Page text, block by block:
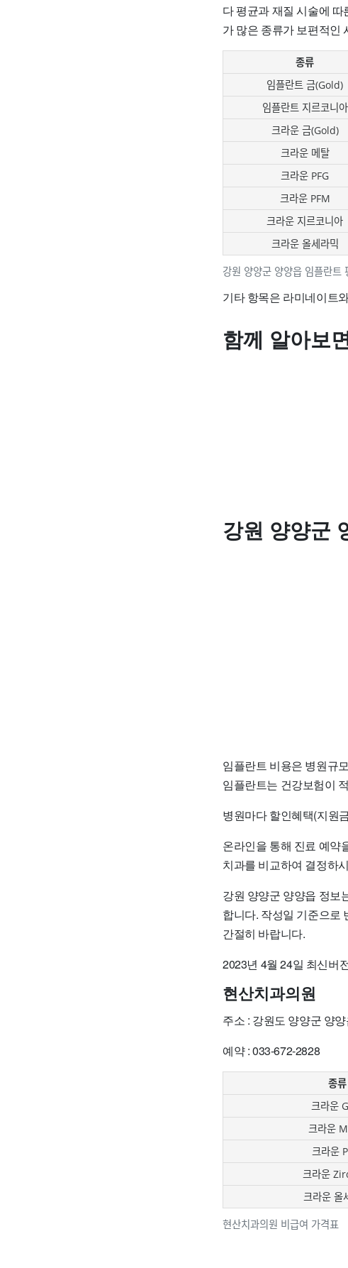
다 평균과 재질 시술에
가 많은 종류가 보편적인
강원 양양군 양양읍 임플란트
종류
임플란트 금(Gold)
임플란트 지르코니아
크라운 금(Gold)
크라운 메탈
크라운 PFG
크라운 PFM
크라운 지르코니아
크라운 올세라믹
기타 항목은 라미네이트
함께 알아보
강원 양양군
임플란트 비용은 병원규
임플란트는 건강보험이
병원마다 할인혜택(지원
온라인을 통해 진료 예약
치과를 비교하여 결정하
강원 양양군 양양읍 정보
합니다. 작성일 기준으로
간절히 바랍니다.
2023년 4월 24일 최신버
현산치과의원
주소 : 강원도 양양군 양
예약 : 033-672-2828
현산치과의원 비급여 가격표
종류
크라운
크라운
크라운
크라운
크라운 올